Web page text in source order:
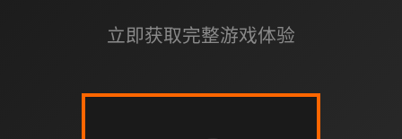
立即获取完整游戏体验